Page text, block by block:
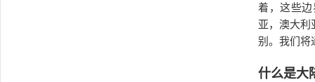
着，这些
亚，澳大利
别。我们将
什么是大